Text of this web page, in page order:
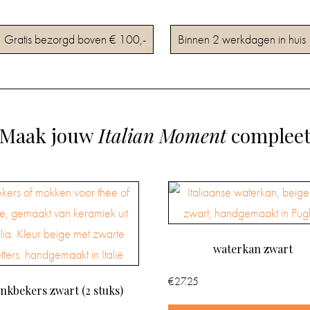
Gratis bezorgd boven € 100,- Binnen 2 werkdagen in huis
Maak jouwItalian Momentcompleet
zwart (2 stuks)
waterkan zwart
€27.25